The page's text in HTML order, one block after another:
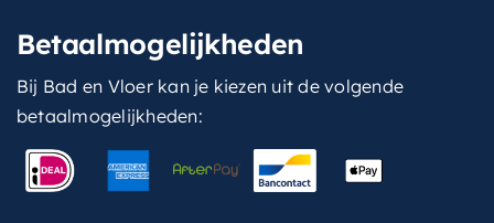
Betaalmogelijkheden
Bij Bad en Vloer kan je kiezen uit de volgende
betaalmogelijkheden: